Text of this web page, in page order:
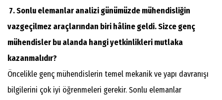
7. Sonlu elemanlar analizi günümüzde mühendisliğin
vazgeçilmez araçlarından biri hâline geldi. Sizce genç
mühendisler bu alanda hangi yetkinlikleri mutlaka
kazanmalıdır?
Öncelikle genç mühendislerin temel mekanik ve yapı davranışı
bilgilerini çok iyi öğrenmeleri gerekir. Sonlu elemanlar